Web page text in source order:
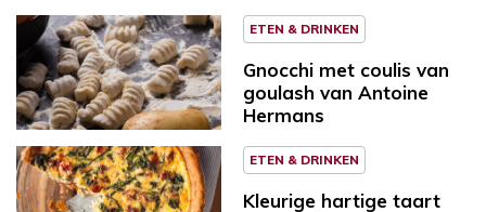
ETEN & DRINKEN
Gnocchi met coulis van
goulash van Antoine
Hermans
ETEN & DRINKEN
Kleurige hartige taart